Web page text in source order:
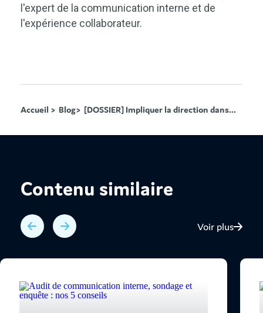
l'expert de la communication interne et de
l'expérience collaborateur.
Accueil > Blog> [DOSSIER] Impliquer la direction dans...
Contenu similaire
Voir plus